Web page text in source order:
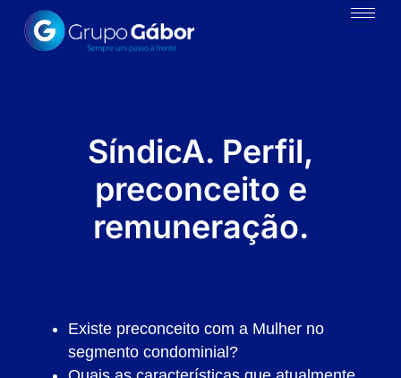
SíndicA. Perfil,
preconceito e
remuneração.
Existe preconceito com a Mulher no
segmento condominial?